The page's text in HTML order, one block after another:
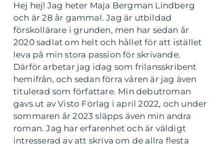
Hej hej! Jag heter Maja Bergman Lindberg
och är 28 år gammal. Jag är utbildad
förskollärare i grunden, men har sedan år
2020 sadlat om helt och hållet för att istället
leva på min stora passion för skrivande.
Därför arbetar jag idag som frilansskribent
hemifrån, och sedan förra våren är jag även
titulerad som författare. Min debutroman
gavs ut av Visto Förlag i april 2022, och under
sommaren år 2023 släpps även min andra
roman. Jag har erfarenhet och är väldigt
intresserad av att skriva om de allra flesta